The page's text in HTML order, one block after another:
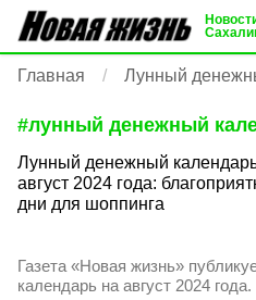
Главная Лунный
#лунный денежный
Лунный денежный
август 2024 года:
дни для шоппинга
Газета «Новая жизнь»
календарь на август 2024 года.